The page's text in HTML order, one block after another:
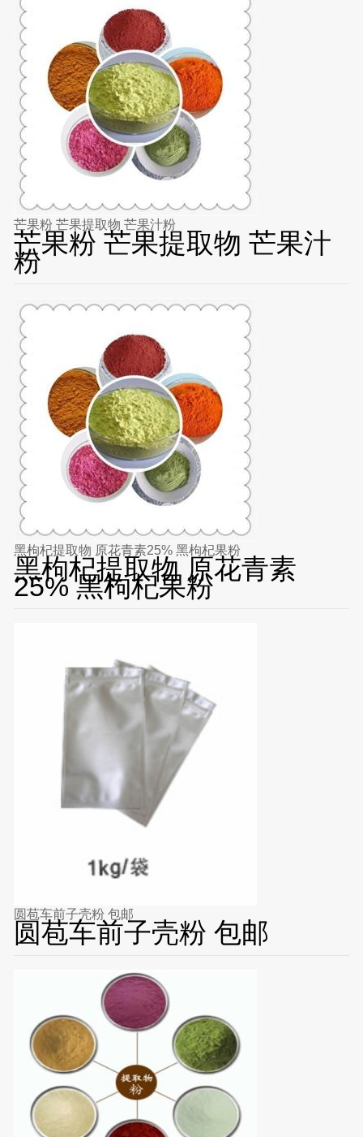
芒果粉 芒果提取物 芒果汁粉
芒果粉 芒果提取物 芒果汁
粉
黑枸杞提取物 原花青素25% 黑枸杞果粉
黑枸杞提取物 原花青素
25% 黑枸杞果粉
圆苞车前子壳粉 包邮
圆苞车前子壳粉 包邮